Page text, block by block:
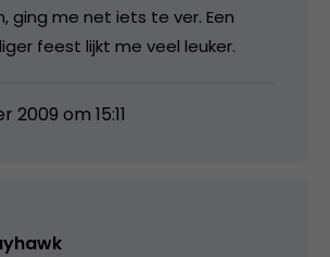
ging me net iets te ver. Een
feest lijkt me veel leuker.
om 15:11